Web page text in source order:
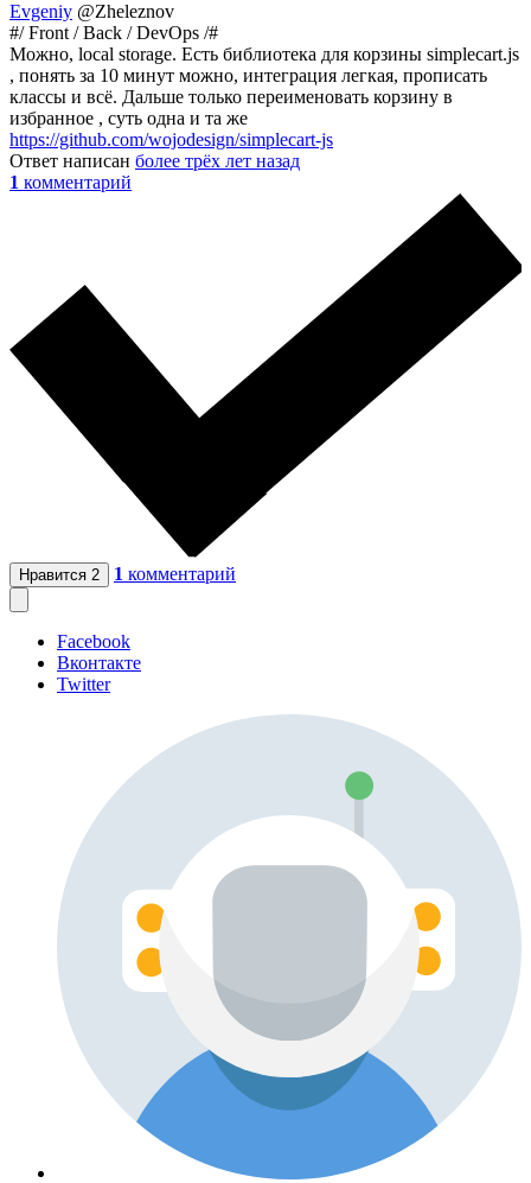
Evgeniy @Zheleznov
#/ Front / Back / DevOps /#
Можно, local storage. Есть библиотека для корзины simplecart.js
, понять за 10 минут можно, интеграция легкая, прописать
классы и всё. Дальше только переименовать корзину в
избранное , суть одна и та же
https://github.com/wojodesign/simplecart-js
Ответ написан более трёх лет назад
1 комментарий
Нравится 2 1 комментарий
Facebook
Вконтакте
Twitter